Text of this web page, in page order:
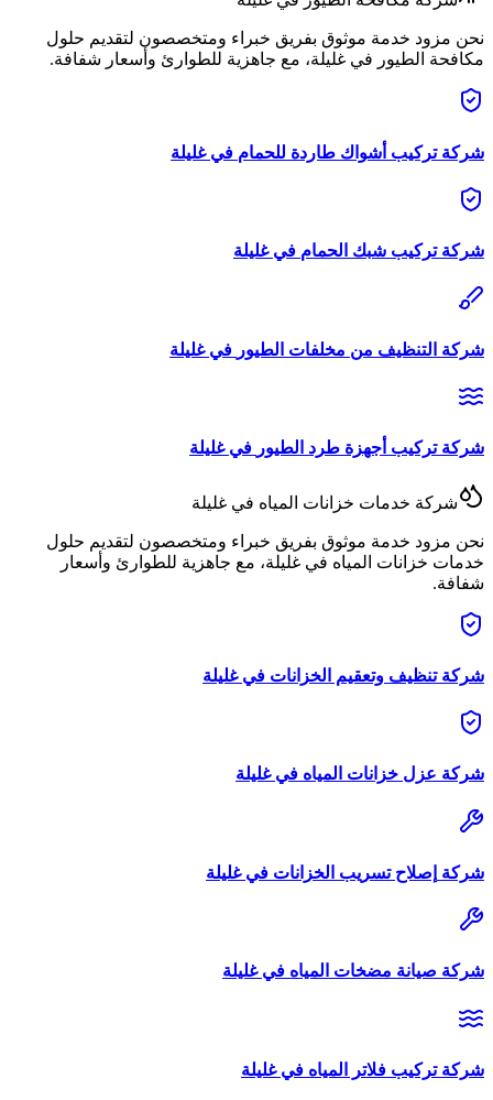
نحن مزود خدمة موثوق بفريق خبراء ومتخصصون لتقديم حلول
مكافحة الطيور في غليلة، مع جاهزية للطوارئ وأسعار شفافة.
شركةتركيب أشواك طاردة للحمام فيغليلة
شركةتركيب شبك الحمام فيغليلة
شركة التنظيف من مخلفات الطيور فيغليلة
شركةتركيب أجهزة طرد الطيور فيغليلة
شركة خدمات خزانات المياه في غليلة
نحن مزود خدمة موثوق بفريق خبراء ومتخصصون لتقديم حلول
خدمات خزانات المياه في غليلة، مع جاهزية للطوارئ وأسعار
شفافة.
شركةتنظيف وتعقيم الخزانات فيغليلة
شركة عزل خزانات المياه فيغليلة
شركة إصلاح تسريب الخزانات فيغليلة
شركة صيانة مضخات المياه فيغليلة
شركةتركيب فلاتر المياه فيغليلة